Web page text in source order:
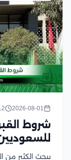
2026-08-01 12 دقائق
شروط
للسعوديين
يبحث الكثير